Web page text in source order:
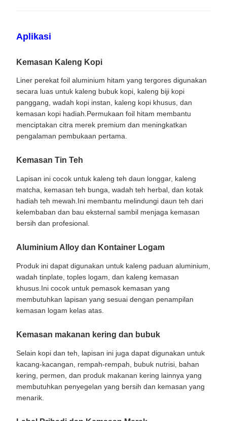
Aplikasi
Kemasan Kaleng Kopi
Liner perekat foil aluminium hitam yang tergores digunakan
secara luas untuk kaleng bubuk kopi, kaleng biji kopi
panggang, wadah kopi instan, kaleng kopi khusus, dan
kemasan kopi hadiah.Permukaan foil hitam membantu
menciptakan citra merek premium dan meningkatkan
pengalaman pembukaan pertama.
Kemasan Tin Teh
Lapisan ini cocok untuk kaleng teh daun longgar, kaleng
matcha, kemasan teh bunga, wadah teh herbal, dan kotak
hadiah teh mewah.Ini membantu melindungi daun teh dari
kelembaban dan bau eksternal sambil menjaga kemasan
bersih dan profesional.
Aluminium Alloy dan Kontainer Logam
Produk ini dapat digunakan untuk kaleng paduan aluminium,
wadah tinplate, toples logam, dan kaleng kemasan
khusus.Ini cocok untuk pemasok kemasan yang
membutuhkan lapisan yang sesuai dengan penampilan
kemasan logam kelas atas.
Kemasan makanan kering dan bubuk
Selain kopi dan teh, lapisan ini juga dapat digunakan untuk
kacang-kacangan, rempah-rempah, bubuk nutrisi, bahan
kering, permen, dan produk makanan kering lainnya yang
membutuhkan penyegelan yang bersih dan kemasan yang
menarik.